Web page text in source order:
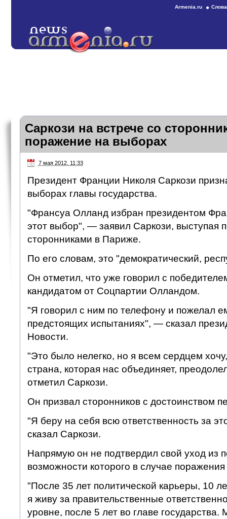
Armenia.ru
Саркози на встрече со
поражение на выборах
7 мая 2012, 11:33
Президент Франции Николя Саркози
выборах главы государства.
"Франсуа Олланд избран президентом
этот выбор", — заявил Саркози, выступая
сторонниками в Париже.
По его словам, это "демократический,
Он отметил, что уже говорил с
кандидатом от Соцпартии Олландом.
"Я говорил с ним по телефону и пожелал
предстоящих испытаниях", — сказал
Новости.
"Это было нелегко, но я всем сердцем
страна, которая нас объединяет,
отметил Саркози.
Он призвал сторонников с достоинством
"Я беру на себя всю ответственность за
сказал Саркози.
Напрямую он не подтвердил свой уход из
возможности которого в случае
"После 35 лет политической карьеры, 10
я живу за правительственные
уровне, после 5 лет во главе государства.